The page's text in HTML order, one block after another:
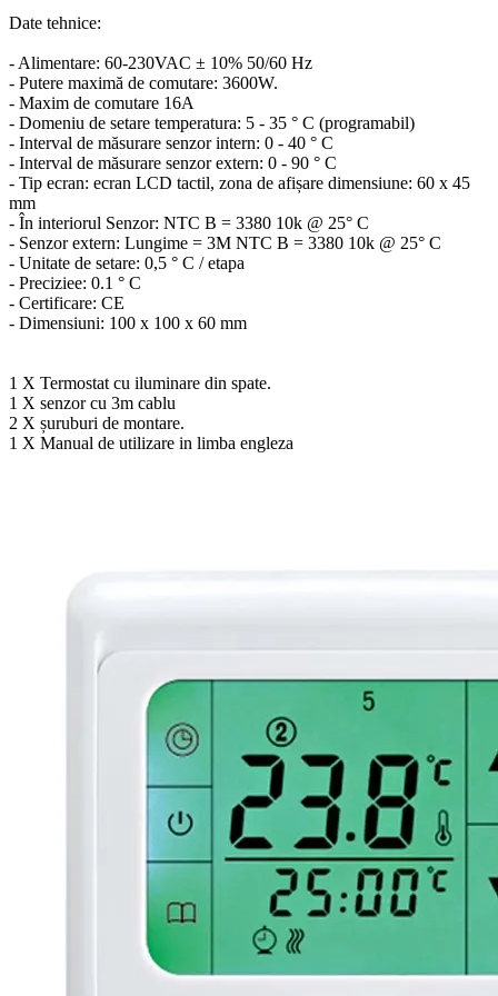
Date tehnice:
- Alimentare: 60-230VAC ± 10% 50/60 Hz
- Putere maximă de comutare: 3600W.
- Maxim de comutare 16A
- Domeniu de setare temperatura: 5 - 35 ° C (programabil)
- Interval de măsurare senzor intern: 0 - 40 ° C
- Interval de măsurare senzor extern: 0 - 90 ° C
- Tip ecran: ecran LCD tactil, zona de afișare dimensiune: 60 x 45
mm
- În interiorul Senzor: NTC B = 3380 10k @ 25° C
- Senzor extern: Lungime = 3M NTC B = 3380 10k @ 25° C
- Unitate de setare: 0,5 ° C / etapa
- Preciziee: 0.1 ° C
- Certificare: CE
- Dimensiuni: 100 x 100 x 60 mm
1 X Termostat cu iluminare din spate.
1 X senzor cu 3m cablu
2 X șuruburi de montare.
1 X Manual de utilizare in limba engleza